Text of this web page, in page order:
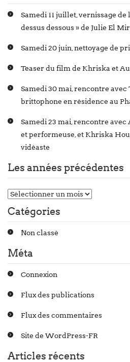
Samedi 11 juillet, vernissage de
dessus dessous » de Julie El
Samedi 20 juin, nettoyage de
Teaser du film de Khriska et
Samedi 30 mai, rencontre
brittophone en résidence au
Samedi 23 mai, rencontre
et performeuse, et Khriska
vidéaste
Les années précédentes
Catégories
Non classé
Méta
Connexion
Flux des publications
Flux des commentaires
Site de WordPress-FR
Articles récents